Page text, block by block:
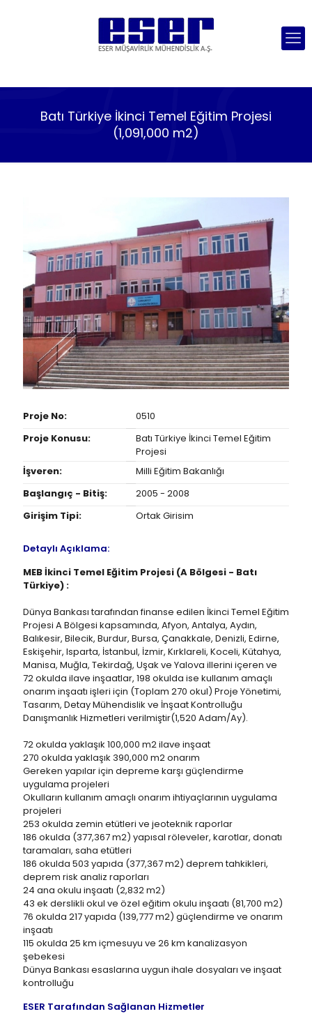
Batı Türkiye İkinci Temel Eğitim Projesi
(1,091,000 m2)
Proje No:
0510
Proje Konusu:
Batı Türkiye İkinci Temel Eğitim
Projesi
İşveren:
Milli Eğitim Bakanlığı
Başlangıç - Bitiş:
2005 - 2008
Girişim Tipi:
Ortak Girisim
Detaylı Açıklama:
MEB İkinci Temel Eğitim Projesi (A Bölgesi - Batı
Türkiye) :
Dünya Bankası tarafından finanse edilen İkinci Temel Eğitim
Projesi A Bölgesi kapsamında, Afyon, Antalya, Aydın,
Balıkesir, Bilecik, Burdur, Bursa, Çanakkale, Denizli, Edirne,
Eskişehir, Isparta, İstanbul, İzmir, Kırklareli, Koceli, Kütahya,
Manisa, Muğla, Tekirdağ, Uşak ve Yalova illerini içeren ve
72 okulda ilave inşaatlar, 198 okulda ise kullanım amaçlı
onarım inşaatı işleri için (Toplam 270 okul) Proje Yönetimi,
Tasarım, Detay Mühendislik ve İnşaat Kontrolluğu
Danışmanlık Hizmetleri verilmiştir(1,520 Adam/Ay).
72 okulda yaklaşık 100,000 m2 ilave inşaat
270 okulda yaklaşık 390,000 m2 onarım
Gereken yapılar için depreme karşı güçlendirme
uygulama projeleri
Okulların kullanım amaçlı onarım ihtiyaçlarının uygulama
projeleri
253 okulda zemin etütleri ve jeoteknik raporlar
186 okulda (377,367 m2) yapısal röleveler, karotlar, donatı
taramaları, saha etütleri
186 okulda 503 yapıda (377,367 m2) deprem tahkikleri,
deprem risk analiz raporları
24 ana okulu inşaatı (2,832 m2)
43 ek derslikli okul ve özel eğitim okulu inşaatı (81,700 m2)
76 okulda 217 yapıda (139,777 m2) güçlendirme ve onarım
inşaatı
115 okulda 25 km içmesuyu ve 26 km kanalizasyon
şebekesi
Dünya Bankası esaslarına uygun ihale dosyaları ve inşaat
kontrolluğu
ESER Tarafından Sağlanan Hizmetler